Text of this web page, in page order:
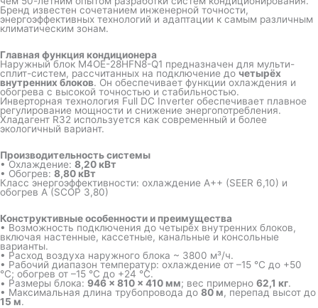
Бренд известен сочетанием инженерной точности,
энергоэффективных технологий и адаптации к самым различным
климатическим зонам.
Главная функция кондиционера
Наружный блок M4OE-28HFN8-Q1 предназначен для мульти-
сплит-систем, рассчитанных на подключение до четырёх
внутренних блоков. Он обеспечивает функции охлаждения и
обогрева с высокой точностью и стабильностью.
Инверторная технология Full DC Inverter обеспечивает плавное
регулирование мощности и снижение энергопотребления.
Хладагент R32 используется как современный и более
экологичный вариант.
Производительность системы
• Охлаждение: 8,20 кВт
• Обогрев: 8,80 кВт
Класс энергоэффективности: охлаждение A++ (SEER 6,10) и
обогрев A (SCOP 3,80)
Конструктивные особенности и преимущества
• Возможность подключения до четырёх внутренних блоков,
включая настенные, кассетные, канальные и консольные
варианты.
• Расход воздуха наружного блока ~ 3800 м³/ч.
• Рабочий диапазон температур: охлаждение от –15 °C до +50
°C; обогрев от –15 °C до +24 °C.
• Размеры блока: 946 × 810 × 410 мм; вес примерно 62,1 кг.
• Максимальная длина трубопровода до 80 м, перепад высот до
15 м.